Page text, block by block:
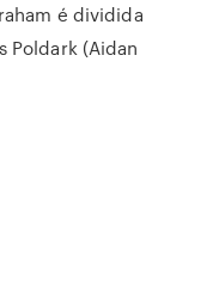
é dividida
Poldark (Aidan